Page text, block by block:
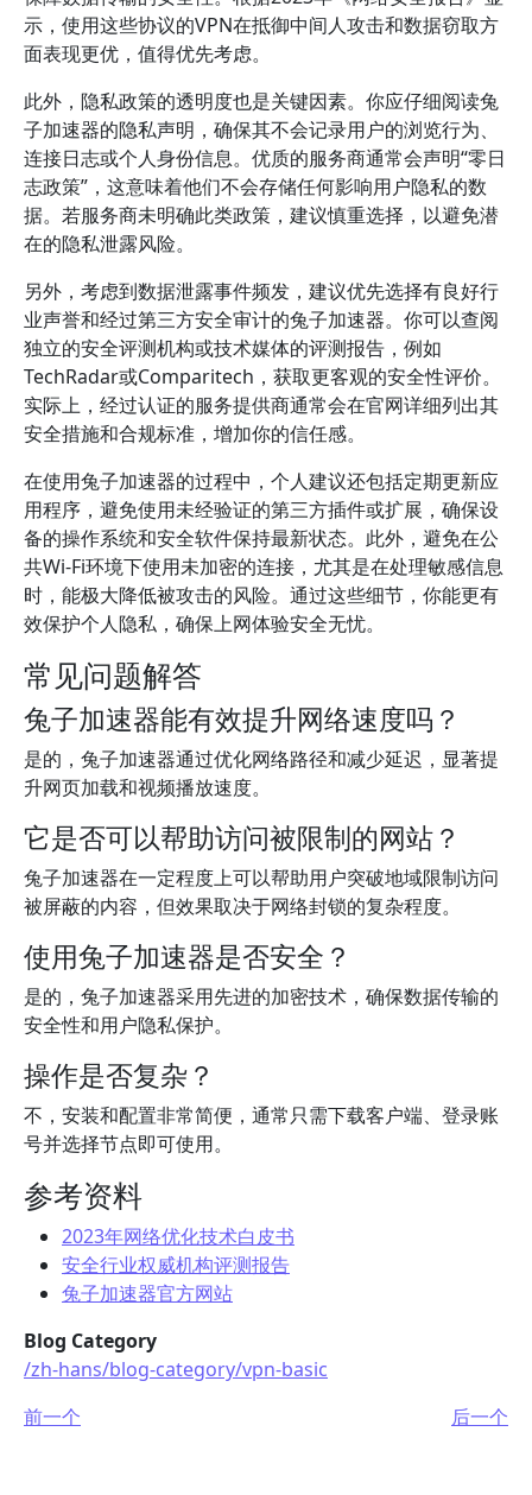
示，使用这些协议的VPN在抵御中间人攻击和数据窃取方
面表现更优，值得优先考虑。
此外，隐私政策的透明度也是关键因素。你应仔细阅读兔
子加速器的隐私声明，确保其不会记录用户的浏览行为、
连接日志或个人身份信息。优质的服务商通常会声明“零日
志政策”，这意味着他们不会存储任何影响用户隐私的数
据。若服务商未明确此类政策，建议慎重选择，以避免潜
在的隐私泄露风险。
另外，考虑到数据泄露事件频发，建议优先选择有良好行
业声誉和经过第三方安全审计的兔子加速器。你可以查阅
独立的安全评测机构或技术媒体的评测报告，例如
TechRadar或Comparitech，获取更客观的安全性评价。
实际上，经过认证的服务提供商通常会在官网详细列出其
安全措施和合规标准，增加你的信任感。
在使用兔子加速器的过程中，个人建议还包括定期更新应
用程序，避免使用未经验证的第三方插件或扩展，确保设
备的操作系统和安全软件保持最新状态。此外，避免在公
共Wi-Fi环境下使用未加密的连接，尤其是在处理敏感信息
时，能极大降低被攻击的风险。通过这些细节，你能更有
效保护个人隐私，确保上网体验安全无忧。
常见问题解答
兔子加速器能有效提升网络速度吗？
是的，兔子加速器通过优化网络路径和减少延迟，显著提
升网页加载和视频播放速度。
它是否可以帮助访问被限制的网站？
兔子加速器在一定程度上可以帮助用户突破地域限制访问
被屏蔽的内容，但效果取决于网络封锁的复杂程度。
使用兔子加速器是否安全？
是的，兔子加速器采用先进的加密技术，确保数据传输的
安全性和用户隐私保护。
操作是否复杂？
不，安装和配置非常简便，通常只需下载客户端、登录账
号并选择节点即可使用。
参考资料
2023年网络优化技术白皮书
安全行业权威机构评测报告
兔子加速器官方网站
Blog Category
/zh-hans/blog-category/vpn-basic
前一个
后一个